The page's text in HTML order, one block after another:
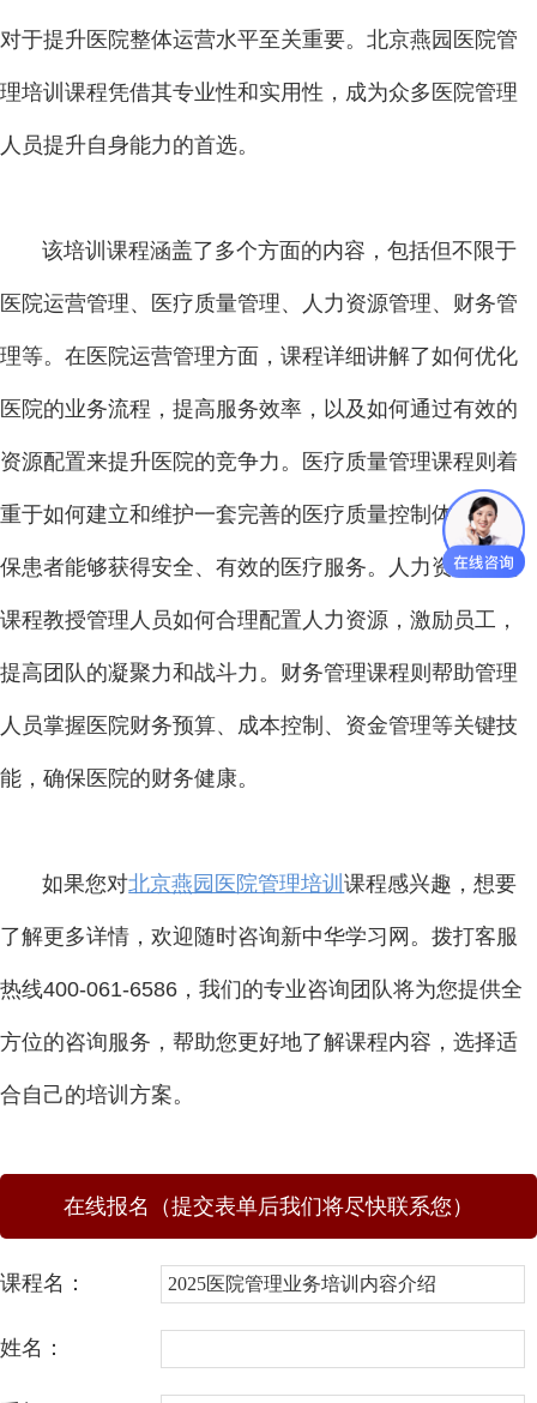
对于提升医院整体运营水平至关重要。北京燕园医院管
理培训课程凭借其专业性和实用性，成为众多医院管理
人员提升自身能力的首选。
该培训课程涵盖了多个方面的内容，包括但不限于
医院运营管理、医疗质量管理、人力资源管理、财务管
理等。在医院运营管理方面，课程详细讲解了如何优化
医院的业务流程，提高服务效率，以及如何通过有效的
资源配置来提升医院的竞争力。医疗质量管理课程则着
重于如何建立和维护一套完善的医疗质量控制体系，确
保患者能够获得安全、有效的医疗服务。人力资源管理
课程教授管理人员如何合理配置人力资源，激励员工，
提高团队的凝聚力和战斗力。财务管理课程则帮助管理
人员掌握医院财务预算、成本控制、资金管理等关键技
能，确保医院的财务健康。
如果您对北京燕园医院管理培训课程感兴趣，想要
了解更多详情，欢迎随时咨询新中华学习网。拨打客服
热线400-061-6586，我们的专业咨询团队将为您提供全
方位的咨询服务，帮助您更好地了解课程内容，选择适
合自己的培训方案。
在线报名（提交表单后我们将尽快联系您）
课程名：
姓名：